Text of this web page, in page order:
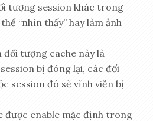
tượng session khác trong
“nhìn thấy” hay làm ảnh
đối tượng cache này là
bị đóng lại, các đối
session đó sẽ vĩnh viễn bị
được enable mặc định trong